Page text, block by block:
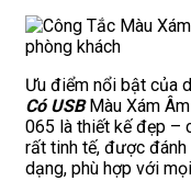
Ưu điểm nổi bật của
Có USBMàu Xám
065 là thiết kế đẹp –
rất tinh tế, được
dạng, phù hợp với